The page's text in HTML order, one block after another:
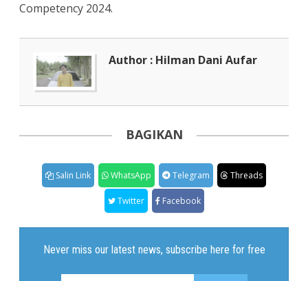
Competency 2024.
Author : Hilman Dani Aufar
BAGIKAN
Salin Link WhatsApp Telegram Threads
Twitter Facebook